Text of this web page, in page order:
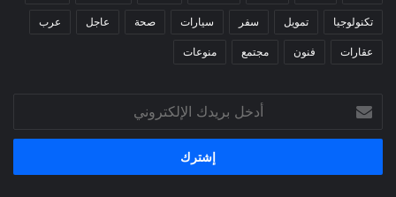
تكنولوجيا تمويل سفر سيارات صحة عاجل عرب
عقارات فنون مجتمع منوعات
بريدك
الإلكتروني